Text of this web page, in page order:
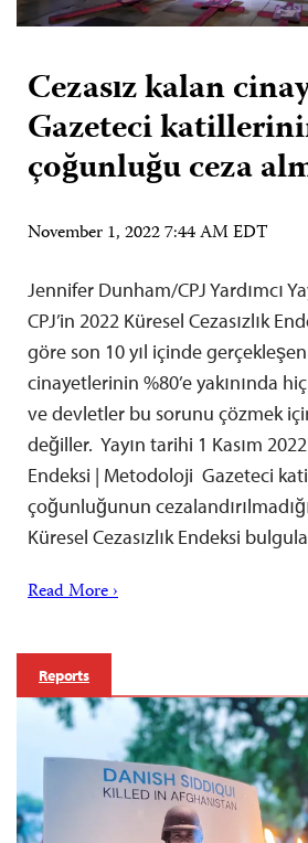
Cezasız kalan
Gazeteci
çoğunluğu ceza
November 1, 2022 7:44 AM EDT
Jennifer Dunham/CPJ Yardımcı
CPJ’in 2022 Küresel Cezasızlık
göre son 10 yıl içinde
cinayetlerinin %80’e yakınında
ve devletler bu sorunu çözmek
değiller. Yayın tarihi 1 Kasım
Endeksi | Metodoloji Gazeteci
çoğunluğunun
Küresel Cezasızlık Endeksi
Read More ›
Reports